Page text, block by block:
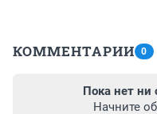
КОММЕНТАРИИ 0
Пока нет ни
Начните